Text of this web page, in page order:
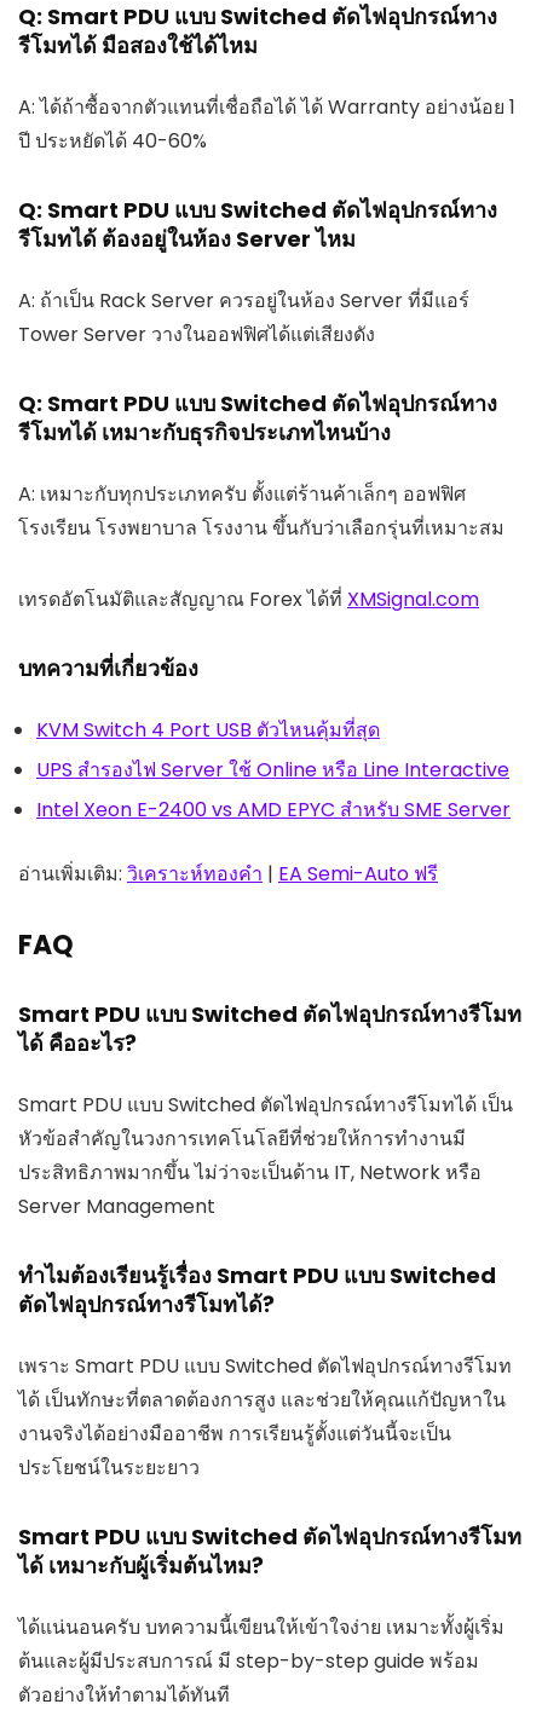
Q: Smart PDU แบบ Switched ตัดไฟอุปกรณ์ทาง
รีโมทได้ มือสองใช้ได้ไหม
A: ได้ถ้าซื้อจากตัวแทนที่เชื่อถือได้ ได้ Warranty อย่างน้อย 1
ปี ประหยัดได้ 40-60%
Q: Smart PDU แบบ Switched ตัดไฟอุปกรณ์ทาง
รีโมทได้ ต้องอยู่ในห้อง Server ไหม
A: ถ้าเป็น Rack Server ควรอยู่ในห้อง Server ที่มีแอร์
Tower Server วางในออฟฟิศได้แต่เสียงดัง
Q: Smart PDU แบบ Switched ตัดไฟอุปกรณ์ทาง
รีโมทได้ เหมาะกับธุรกิจประเภทไหนบ้าง
A: เหมาะกับทุกประเภทครับ ตั้งแต่ร้านค้าเล็กๆ ออฟฟิศ
โรงเรียน โรงพยาบาล โรงงาน ขึ้นกับว่าเลือกรุ่นที่เหมาะสม
เทรดอัตโนมัติและสัญญาณ Forex ได้ที่ XMSignal.com
บทความที่เกี่ยวข้อง
KVM Switch 4 Port USB ตัวไหนคุ้มที่สุด
UPS สำรองไฟ Server ใช้ Online หรือ Line Interactive
Intel Xeon E-2400 vs AMD EPYC สำหรับ SME Server
อ่านเพิ่มเติม: วิเคราะห์ทองคำ | EA Semi-Auto ฟรี
FAQ
Smart PDU แบบ Switched ตัดไฟอุปกรณ์ทางรีโมท
ได้ คืออะไร?
Smart PDU แบบ Switched ตัดไฟอุปกรณ์ทางรีโมทได้ เป็น
หัวข้อสำคัญในวงการเทคโนโลยีที่ช่วยให้การทำงานมี
ประสิทธิภาพมากขึ้น ไม่ว่าจะเป็นด้าน IT, Network หรือ
Server Management
ทำไมต้องเรียนรู้เรื่อง Smart PDU แบบ Switched
ตัดไฟอุปกรณ์ทางรีโมทได้?
เพราะ Smart PDU แบบ Switched ตัดไฟอุปกรณ์ทางรีโมท
ได้ เป็นทักษะที่ตลาดต้องการสูง และช่วยให้คุณแก้ปัญหาใน
งานจริงได้อย่างมืออาชีพ การเรียนรู้ตั้งแต่วันนี้จะเป็น
ประโยชน์ในระยะยาว
Smart PDU แบบ Switched ตัดไฟอุปกรณ์ทางรีโมท
ได้ เหมาะกับผู้เริ่มต้นไหม?
ได้แน่นอนครับ บทความนี้เขียนให้เข้าใจง่าย เหมาะทั้งผู้เริ่ม
ต้นและผู้มีประสบการณ์ มี step-by-step guide พร้อม
ตัวอย่างให้ทำตามได้ทันที